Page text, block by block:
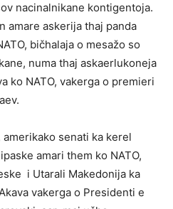
nacinalnikane kontigentoja.
amare askerija thaj panda
bičhalaja o mesažo so
numa thaj askaerlukoneja
ko NATO, vakerga o premieri
senati ka kerel
amari them ko NATO,
i Utarali Makedonija ka
vakerga o Presidenti e